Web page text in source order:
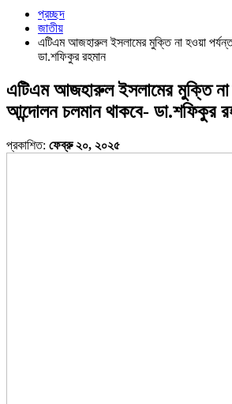
প্রচ্ছদ
জাতীয়
এটিএম আজহারুল ইসলামের মুক্তি না হওয়া
ডা.শফিকুর রহমান
এটিএম আজহারুল ইসলামের মুক্তি না
আন্দোলন চলমান থাকবে- ডা.শফিকুর
প্রকাশিত: ফেব্রু ২০, ২০২৫